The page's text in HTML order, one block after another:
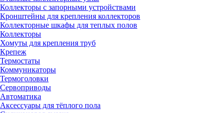
Коллекторы с запорными устройствами
Кронштейны для крепления коллекторов
Коллекторные шкафы для теплых полов
Коллекторы
Хомуты для крепления труб
Крепеж
Термостаты
Коммуникаторы
Термоголовки
Сервоприводы
Автоматика
Аксессуары для тёплого пола